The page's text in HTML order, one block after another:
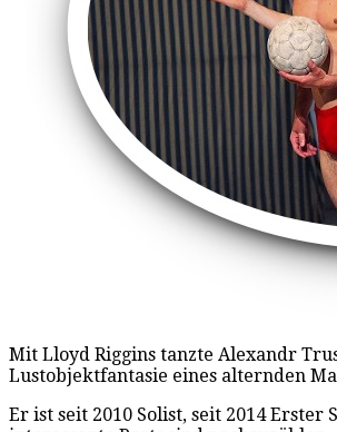
Mit Lloyd Riggins tanzte Alexandr
Lustobjektfantasie eines alternden
Er ist seit 2010 Solist, seit 2014 Erster